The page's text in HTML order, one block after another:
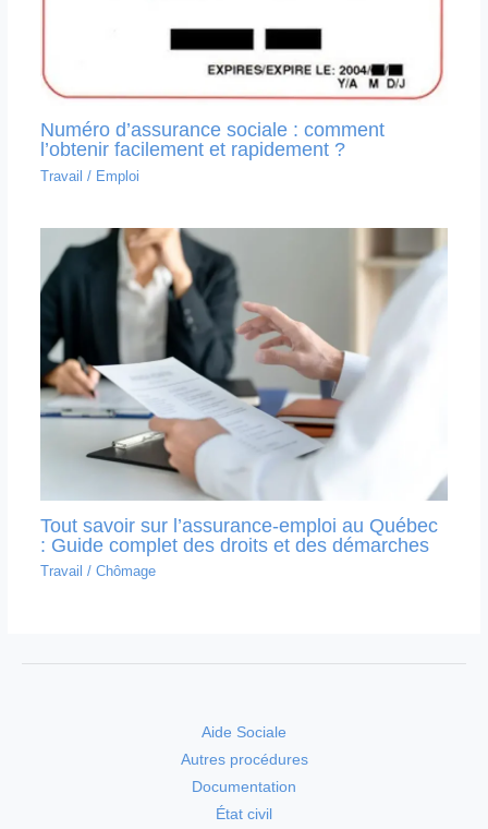
Numéro d’assurance sociale : comment
l’obtenir facilement et rapidement ?
Travail / Emploi
Tout savoir sur l’assurance-emploi au Québec
: Guide complet des droits et des démarches
Travail / Chômage
Aide Sociale
Autres procédures
Documentation
État civil